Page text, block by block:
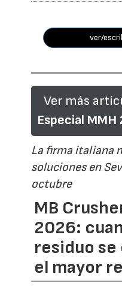
ver/
Ver más
Especial MMH
La firma italiana
soluciones en
octubre
MB
2026:
residuo
el mayor